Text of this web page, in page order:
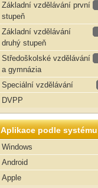
Základní vzdělávání první
stupeň
Základní vzdělávání
druhý stupeň
Středoškolské vzdělávání
a gymnázia
Speciální vzdělávání
DVPP
Aplikace podle systému
Windows
Android
Apple